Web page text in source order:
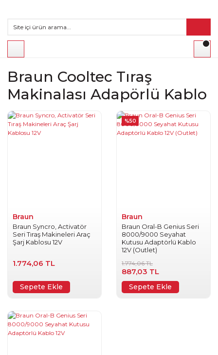
Braun Cooltec Tıraş
Makinalası Adapörlü Kablo
Braun
Braun Syncro, Activatör
Seri Tıraş Makineleri Araç
Şarj Kablosu 12V
1.774,06 TL
Sepete Ekle
%50
Braun
Braun Oral-B Genius Seri
8000/9000 Seyahat
Kutusu Adaptörlü Kablo
12V (Outlet)
887,03 TL
1.774,06 TL
Sepete Ekle